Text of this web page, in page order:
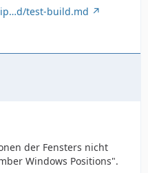
test-build.md
der Fensters nicht
Windows Positions".